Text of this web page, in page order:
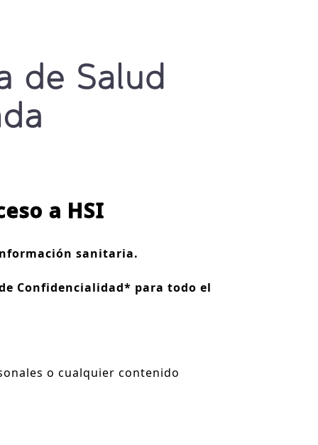
a HSI
sanitaria.
Confidencialidad* para todo el
o cualquier contenido